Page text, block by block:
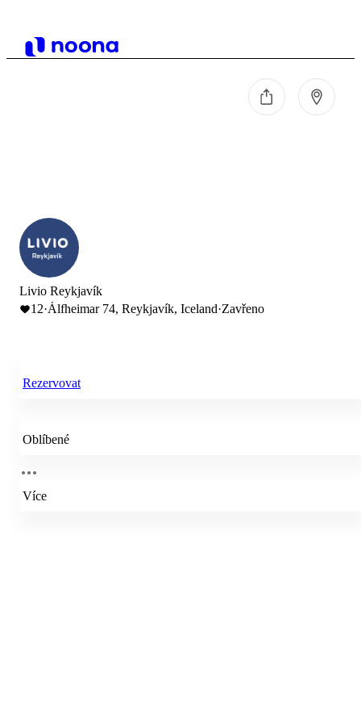
Livio Reykjavík
12·Álfheimar 74, Reykjavík, Iceland·Zavřeno
Rezervovat
Oblíbené
Více